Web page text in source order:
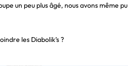
un peu plus âgé, nous avons même
les Diabolik’s ?